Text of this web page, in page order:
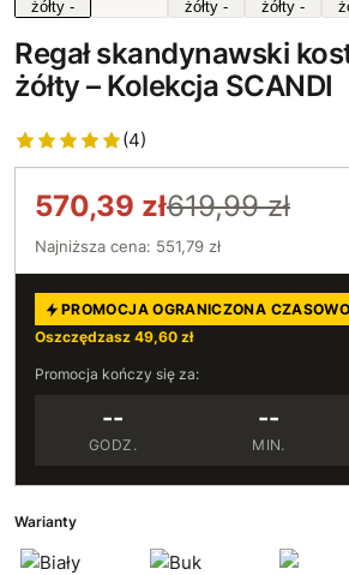
Regał skandynawski
żółty – Kolekcja SCANDI
(4)
570,39 zł619,99 zł
Najniższa cena: 551,79 zł
PROMOCJA OGRANICZONA CZASOWO
Oszczędzasz 49,60 zł
Promocja kończy się za:
--
GODZ.
--
MIN.
Warianty